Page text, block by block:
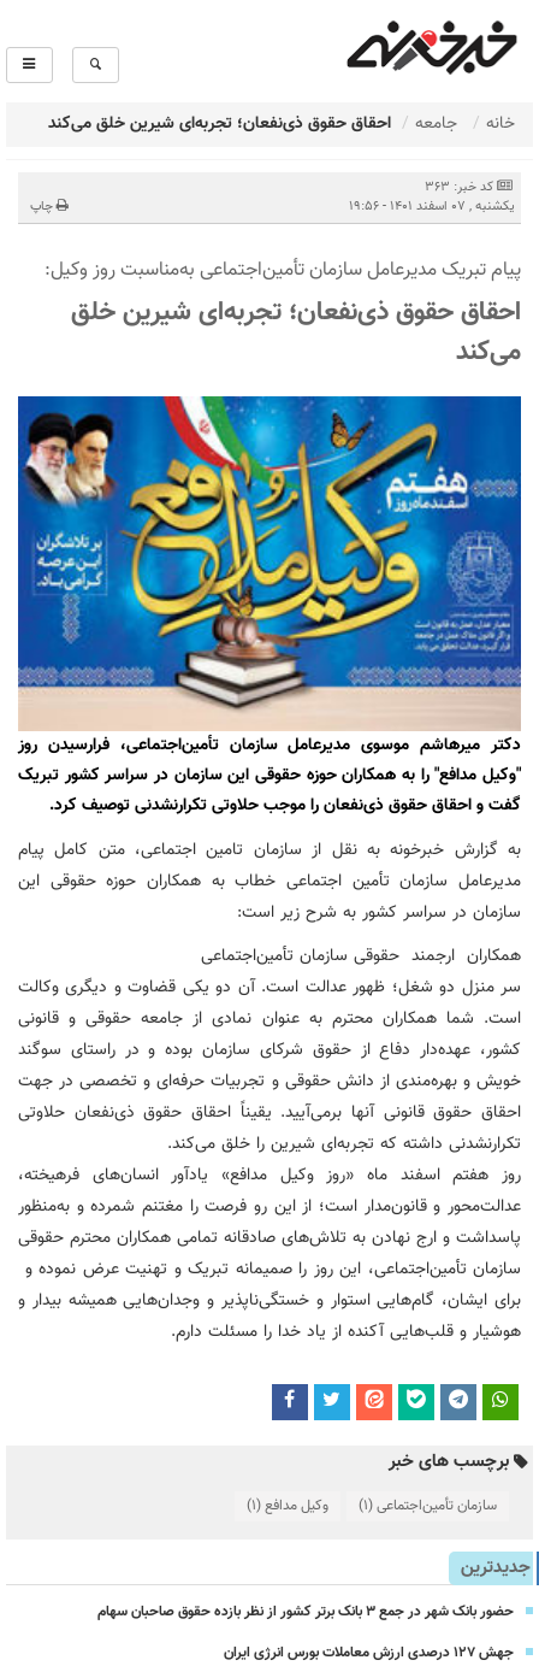
خانه جامعه احقاق حقوق ذی‌نفعان؛ تجربه‌ای شیرین خلق می‌کند
کد خبر: 363
يكشنبه , 07 اسفند 1401 - 19:56
چاپ
پیام تبریک مدیرعامل سازمان تأمین‌اجتماعی به‌مناسبت روز وکیل:
احقاق حقوق ذی‌نفعان؛ تجربه‌ای شیرین خلق
می‌کند
دکتر میرهاشم موسوی مدیرعامل سازمان تأمین‌اجتماعی، فرارسیدن روز
"وکیل مدافع" را به همکاران حوزه حقوقی این سازمان در سراسر کشور تبریک
گفت و احقاق حقوق ذی‌نفعان را موجب حلاوتی تکرارنشدنی توصیف کرد.
به گزارش خبرخونه به نقل از سازمان تامین اجتماعی، متن کامل پیام
مدیرعامل سازمان تأمین اجتماعی خطاب به همکاران حوزه حقوقی این
سازمان در سراسر کشور به شرح زیر است:
همکاران ارجمند حقوقی سازمان تأمین‌اجتماعی
سر منزل دو شغل؛ ظهور عدالت است. آن دو یکی قضاوت و دیگری وکالت
است. شما همکاران محترم به عنوان نمادی از جامعه حقوقی و قانونی
کشور، عهده‌دار دفاع از حقوق شرکای سازمان بوده و در راستای سوگند
خویش و بهره‌مندی از دانش حقوقی و تجربیات حرفه‌ای و تخصصی در جهت
احقاق حقوق قانونی آنها برمی‌آیید. یقیناً احقاق حقوق ذی‌نفعان حلاوتی
تکرارنشدنی داشته که تجربه‌ای شیرین را خلق می‌کند.
روز هفتم اسفند ماه «روز وکیل مدافع» یادآور انسان‌های فرهیخته،
عدالت‌محور و قانون‌مدار است؛ از این رو فرصت را مغتنم شمرده و به‌منظور
پاسداشت و ارج نهادن به تلاش‌های صادقانه تمامی همکاران محترم حقوقی
سازمان تأمین‌اجتماعی، این روز را صمیمانه تبریک و تهنیت عرض نموده و
برای ایشان، گام‌هایی استوار و خستگی‌ناپذیر و وجدان‌هایی همیشه بیدار و
هوشیار و قلب‌هایی آکنده از یاد خدا را مسئلت دارم.
برچسب های خبر
سازمان تأمین‌اجتماعی(1) وکیل مدافع(1)
جدیدترین
حضور بانک شهر در جمع ۳ بانک برتر کشور از نظر بازده حقوق صاحبان سهام
جهش ۱۲۷ درصدی ارزش معاملات بورس انرژی ایران